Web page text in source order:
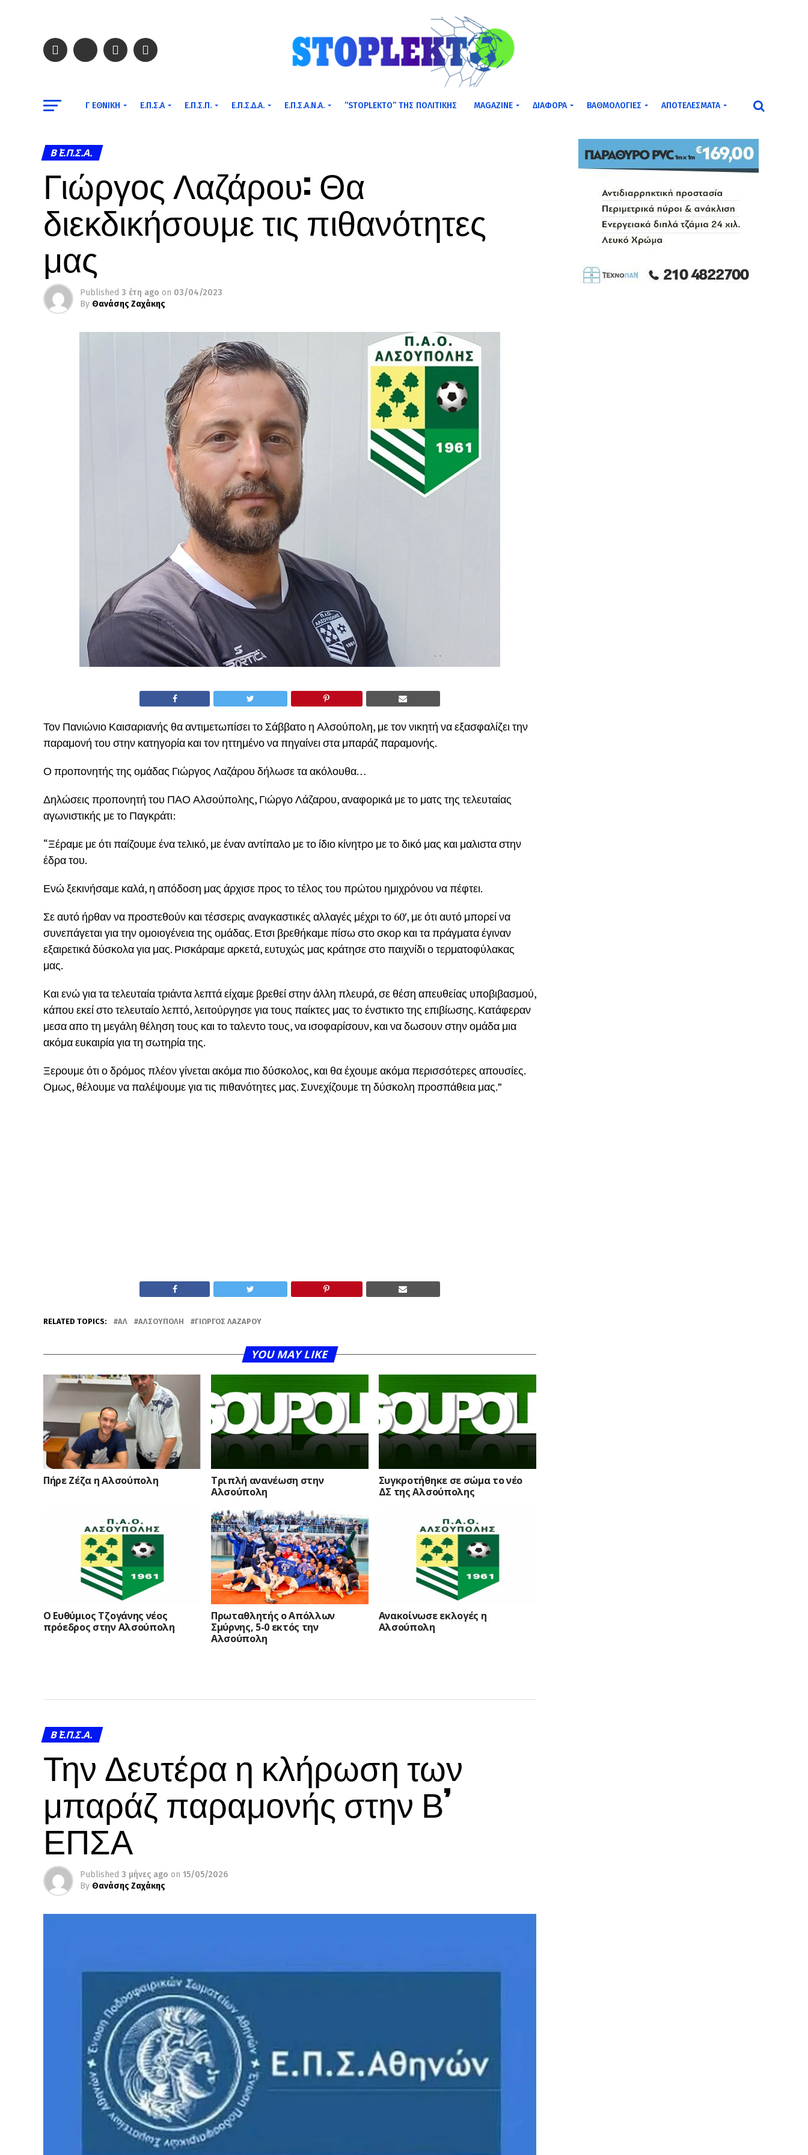
Γ ΕΘΝΙΚΉ Ε.Π.Σ.Α Ε.Π.Σ.Π. Ε.Π.Σ.Δ.Α. Ε.Π.Σ.Α.Ν.Α. ”STOPLEKTO” ΤΗΣ ΠΟΛΙΤΙΚΗΣ MAGAZINE ΔΙΆΦΟΡΑ ΒΑΘΜΟΛΟΓΊΕΣ ΑΠΟΤΕΛΈΣΜΑΤΑ
Β΄ Ε.Π.Σ.Α.
Γιώργος Λαζάρου: Θα
διεκδικήσουμε τις πιθανότητες
μας
Published 3 έτη ago on 03/04/2023
By Θανάσης Ζαχάκης
Τον Πανιώνιο Καισαριανής θα αντιμετωπίσει το Σάββατο η Αλσούπολη, με τον νικητή να εξασφαλίζει την
παραμονή του στην κατηγορία και τον ηττημένο να πηγαίνει στα μπαράζ παραμονής.
Ο προπονητής της ομάδας Γιώργος Λαζάρου δήλωσε τα ακόλουθα…
Δηλώσεις προπονητή του ΠΑΟ Αλσούπολης, Γιώργο Λάζαρου, αναφορικά με το ματς της τελευταίας
αγωνιστικής με το Παγκράτι:
“Ξέραμε με ότι παίζουμε ένα τελικό, με έναν αντίπαλο με το ίδιο κίνητρο με το δικό μας και μαλιστα στην
έδρα του.
Ενώ ξεκινήσαμε καλά, η απόδοση μας άρχισε προς το τέλος του πρώτου ημιχρόνου να πέφτει.
Σε αυτό ήρθαν να προστεθούν και τέσσερις αναγκαστικές αλλαγές μέχρι το 60′, με ότι αυτό μπορεί να
συνεπάγεται για την ομοιογένεια της ομάδας. Ετσι βρεθήκαμε πίσω στο σκορ και τα πράγματα έγιναν
εξαιρετικά δύσκολα για μας. Ρισκάραμε αρκετά, ευτυχώς μας κράτησε στο παιχνίδι ο τερματοφύλακας
μας.
Και ενώ για τα τελευταία τριάντα λεπτά είχαμε βρεθεί στην άλλη πλευρά, σε θέση απευθείας υποβιβασμού,
κάπου εκεί στο τελευταίο λεπτό, λειτούργησε για τους παίκτες μας το ένστικτο της επιβίωσης. Κατάφεραν
μεσα απο τη μεγάλη θέληση τους και το ταλεντο τους, να ισοφαρίσουν, και να δωσουν στην ομάδα μια
ακόμα ευκαιρία για τη σωτηρία της.
Ξερουμε ότι ο δρόμος πλέον γίνεται ακόμα πιο δύσκολος, και θα έχουμε ακόμα περισσότερες απουσίες.
Ομως, θέλουμε να παλέψουμε για τις πιθανότητες μας. Συνεχίζουμε τη δύσκολη προσπάθεια μας.”
RELATED TOPICS: ΑΛ ΑΛΣΟΎΠΟΛΗ ΓΙΏΡΓΟΣ ΛΑΖΆΡΟΥ
YOU MAY LIKE
Πήρε Ζέζα η Αλσούπολη
Τριπλή ανανέωση στην
Αλσούπολη
Συγκροτήθηκε σε σώμα το νέο
ΔΣ της Αλσούπολης
Ο Ευθύμιος Τζογάνης νέος
πρόεδρος στην Αλσούπολη
Πρωταθλητής ο Απόλλων
Σμύρνης, 5-0 εκτός την
Αλσούπολη
Ανακοίνωσε εκλογές η
Αλσούπολη
Β΄ Ε.Π.Σ.Α.
Την Δευτέρα η κλήρωση των
μπαράζ παραμονής στην Β’
ΕΠΣΑ
Published 3 μήνες ago on 15/05/2026
By Θανάσης Ζαχάκης